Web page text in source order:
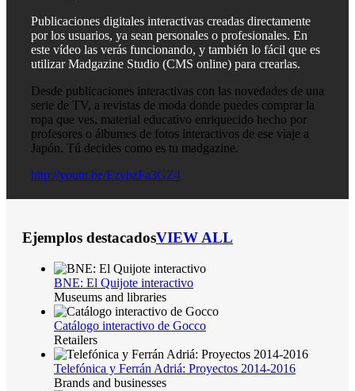
Publicaciones digitales interactivas creadas directamente
por los usuarios, ya sean personales o profesionales. En
este vídeo las verás funcionando, y también lo fácil que es
utilizar Madgazine Studio (CMS online) para crearlas.
Desde publicaciones interactivas con las novedades de una
serie de TV, a revistas de moda donde puedes comprar la
ropa que ves, material educativo enriquecido hecho por
profesores o álbumes de fotos interactivos de ese viaje a
Japón. Tú decides como es tu madgazine.
http://youtu.be/EzybzFa3GZ4
Ejemplos destacadosVIEW ALL
BNE: El Quijote interactivo
Museums and libraries
Catálogo interactivo de Gocco
Retailers
Telefónica y Ferrán Adriá: Proyectos 2014-2016
Brands and businesses